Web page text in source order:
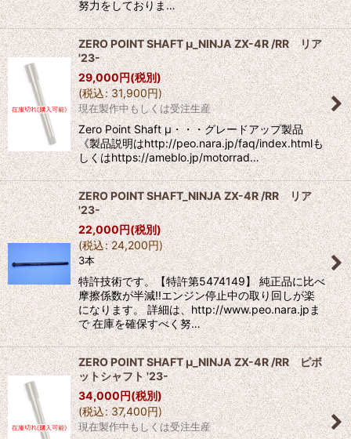
努力をしておりま…
ZERO POINT SHAFT μ_NINJA ZX-4R /RR リア
'23-
29,000円(税別)
(税込: 31,900円)
現在製作中もしくは受注生産
Zero Point Shaft μ・・・グレードアップ製品
《製品説明はhttp://peo.nara.jp/faq/index.htmlも
しくはhttps://ameblo.jp/motorrad…
ZERO POINT SHAFT_NINJA ZX-4R /RR リア
'23-
22,000円(税別)
(税込: 24,200円)
3本
特許技術です。【特許第5474149】 純正品に比べ
摩擦係数が半減!!エンジン停止中の取り回しが楽
になります。 詳細は、http://www.peo.nara.jpま
で 在庫を確保すべく努…
ZERO POINT SHAFT μ_NINJA ZX-4R /RR ピボ
ットシャフト '23-
34,000円(税別)
(税込: 37,400円)
現在製作中もしくは受注生産